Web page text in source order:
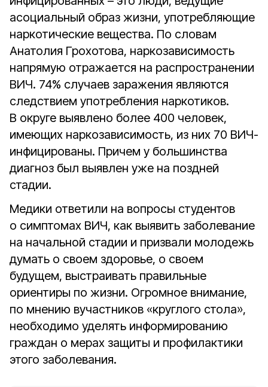
асоциальный образ жизни, употребляющие
наркотические вещества. По словам
Анатолия Грохотова, наркозависимость
напрямую отражается на распространении
ВИЧ. 74% случаев заражения являются
следствием употребления наркотиков.
В округе выявлено более 400 человек,
имеющих наркозависимость, из них 70 ВИЧ-
инфицированы. Причем у большинства
диагноз был выявлен уже на поздней
стадии.
Медики ответили на вопросы студентов
о симптомах ВИЧ, как выявить заболевание
на начальной стадии и призвали молодежь
думать о своем здоровье, о своем
будущем, выстраивать правильные
ориентиры по жизни. Огромное внимание,
по мнению вучастников «круглого стола»,
необходимо уделять информированию
граждан о мерах защиты и профилактики
этого заболевания.